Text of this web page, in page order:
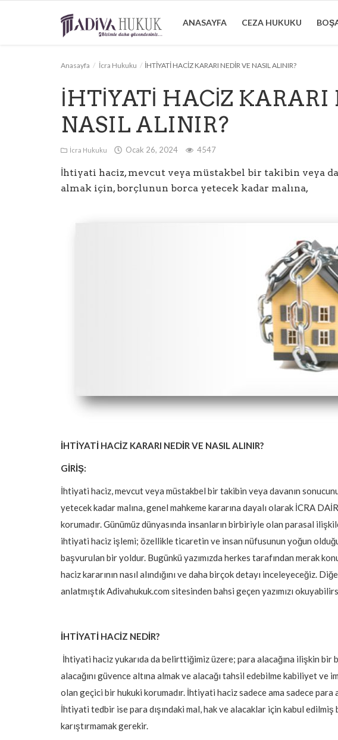
ANASAYFA CEZA HUKUKU
Boşanma Hukuku
Anasayfa İcra Hukuku İHTİYATİ HACİZ KARARI NEDİR VE NASIL ALINIR?
İHTİYATİ HACİZ KARARI
NASIL ALINIR?
İcra Hukuku Ocak 26, 2024 4547
İhtiyati haciz, mevcut veya müstakbel bir takibin veya
almak için, borçlunun borca yetecek kadar malına,
İHTİYATİ HACİZ KARARI NEDİR VE NASIL ALINIR?
GİRİŞ:
İhtiyati haciz, mevcut veya müstakbel bir takibin veya davanın
yetecek kadar malına, genel mahkeme kararına dayalı olarak İCRA
korumadır. Günümüz dünyasında insanların birbiriyle olan parasal
ihtiyati haciz işlemi; özellikle ticaretin ve insan nüfusunun yoğun
başvurulan bir yoldur. Bugünkü yazımızda herkes tarafından merak
haciz kararının nasıl alındığını ve daha birçok detayı inceleyeceğiz.
anlatmıştık Adivahukuk.com sitesinden bahsi geçen yazımızı
İHTİYATİ HACİZ NEDİR?
İhtiyati haciz yukarıda da belirttiğimiz üzere; para alacağına ilişkin bir
alacağını güvence altına almak ve alacağı tahsil edebilme kabiliyet ve
olan geçici bir hukuki korumadır. İhtiyati haciz sadece ama sadece
İhtiyati tedbir ise para dışındaki mal, hak ve alacaklar için kabul
karıştırmamak gerekir.